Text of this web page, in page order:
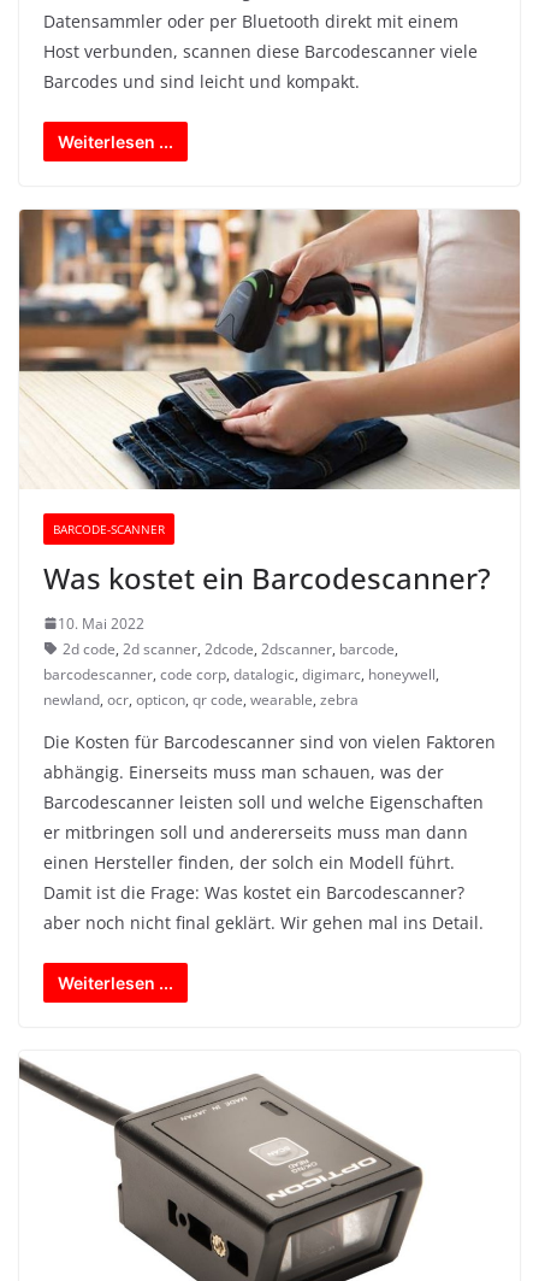
Datensammler oder per Bluetooth direkt mit einem
Host verbunden, scannen diese Barcodescanner viele
Barcodes und sind leicht und kompakt.
Weiterlesen ...
BARCODE-SCANNER
Was kostet ein Barcodescanner?
10. Mai 2022
2d code, 2d scanner, 2dcode, 2dscanner, barcode,
barcodescanner, code corp, datalogic, digimarc, honeywell,
newland, ocr, opticon, qr code, wearable, zebra
Die Kosten für Barcodescanner sind von vielen Faktoren
abhängig. Einerseits muss man schauen, was der
Barcodescanner leisten soll und welche Eigenschaften
er mitbringen soll und andererseits muss man dann
einen Hersteller finden, der solch ein Modell führt.
Damit ist die Frage: Was kostet ein Barcodescanner?
aber noch nicht final geklärt. Wir gehen mal ins Detail.
Weiterlesen ...